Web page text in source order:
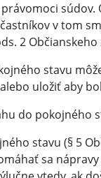
v tom
2
stavu
uložiť aby
do pokojného
stavu (§ 5
sa